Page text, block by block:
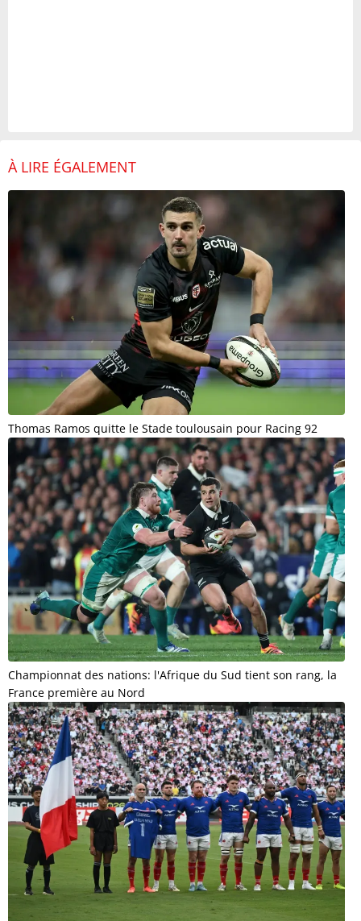
À LIRE ÉGALEMENT
Thomas Ramos quitte le Stade toulousain pour Racing 92
Championnat des nations: l'Afrique du Sud tient son rang, la
France première au Nord